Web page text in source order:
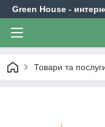
Green House -
Товари та